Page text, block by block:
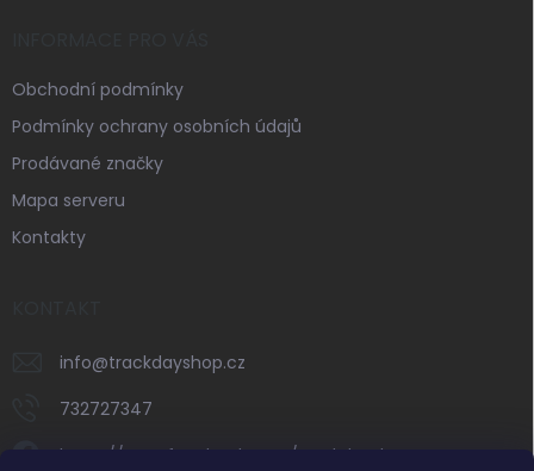
Obchodní podmínky
Podmínky ochrany osobních údajů
Prodávané značky
Mapa serveru
Kontakty
info@trackdayshop.cz
732727347
https://www.facebook.com/trackdayshop